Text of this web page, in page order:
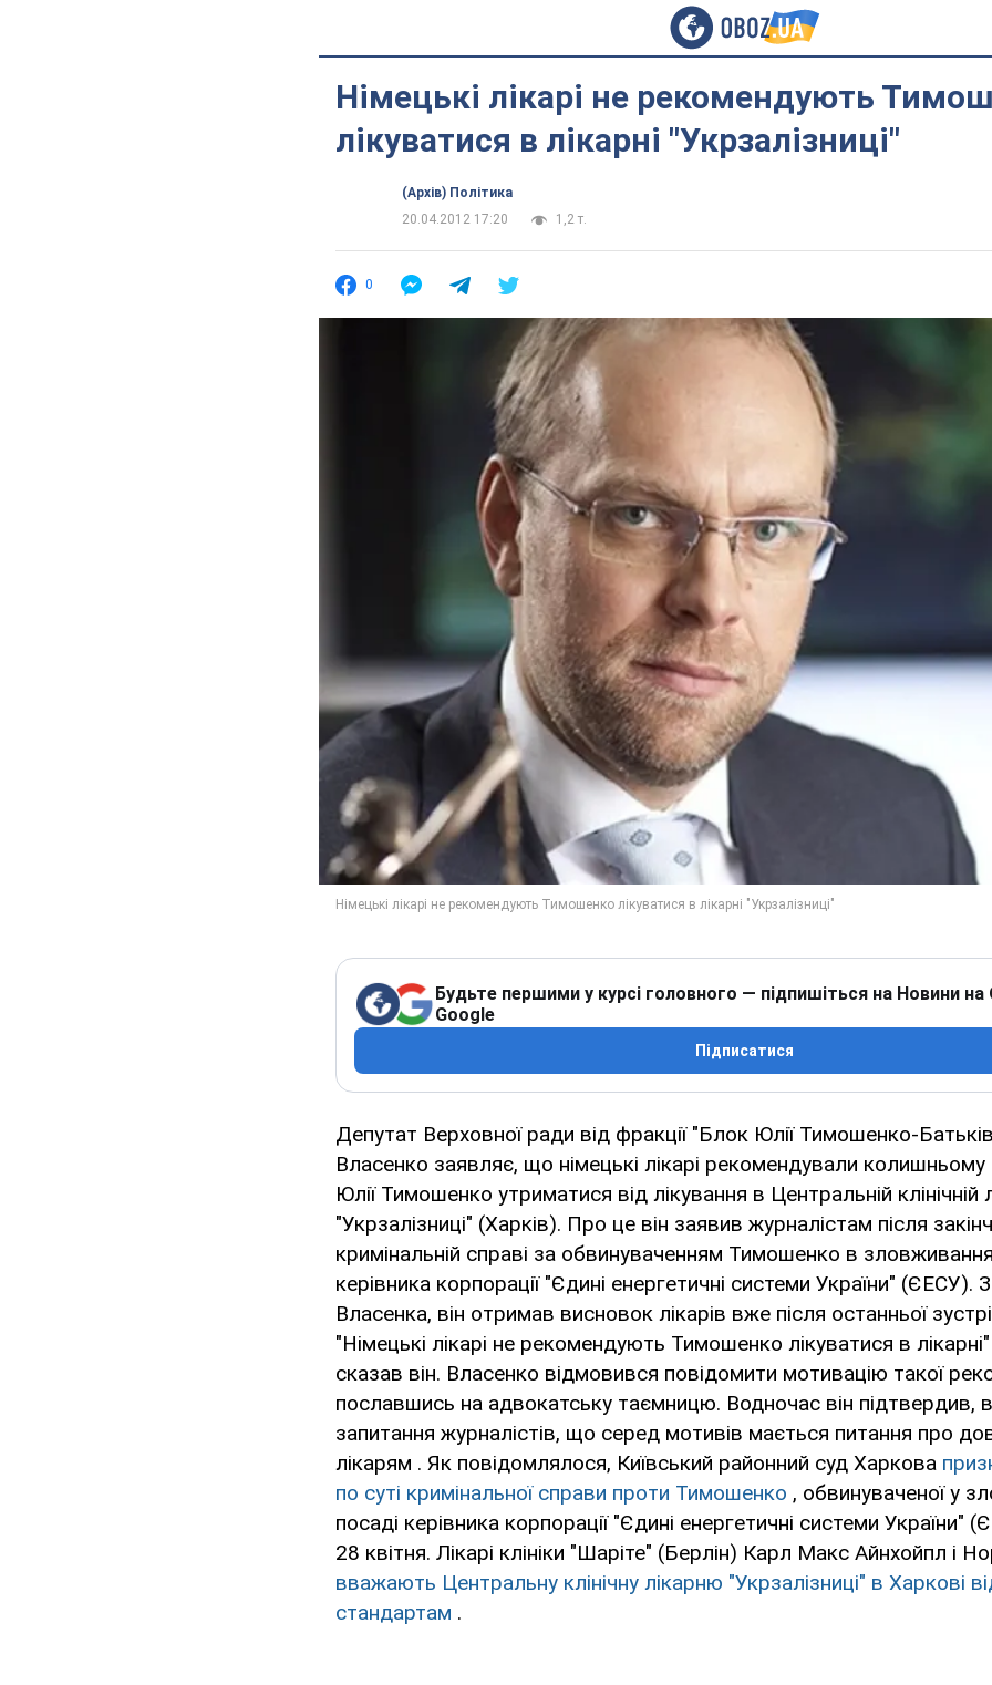
Німецькі лікарі не рекомендують
лікуватися в лікарні "Укрзалізниці"
(Архів) Політика
20.04.2012 17:20
1,2 т.
0
Будьте першими у курсі головного — підпишіться на Новини на
Google
Підписатися
Депутат Верховної ради від фракції "Блок Юлії Тимошенко-
Власенко заявляє, що німецькі лікарі рекомендували колишньому
Юлії Тимошенко утриматися від лікування в Центральній клінічній
"Укрзалізниці" (Харків). Про це він заявив журналістам після
кримінальній справі за обвинуваченням Тимошенко в
керівника корпорації "Єдині енергетичні системи України" (ЄЕСУ).
Власенка, він отримав висновок лікарів вже після останньої
"Німецькі лікарі не рекомендують Тимошенко лікуватися в
сказав він. Власенко відмовився повідомити мотивацію такої
пославшись на адвокатську таємницю. Водночас він підтвердив,
запитання журналістів, що серед мотивів мається питання про
лікарям . Як повідомлялося, Київський районний суд Харкова
по суті кримінальної справи проти Тимошенко , обвинуваченої у
посаді керівника корпорації "Єдині енергетичні системи України"
28 квітня. Лікарі клініки "Шаріте" (Берлін) Карл Макс Айнхойпл і
вважають Центральну клінічну лікарню "Укрзалізниці" в Харкові
стандартам .